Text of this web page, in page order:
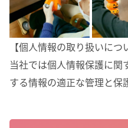
【個人情報の取り扱いにつ
当社では個人情報保護に関
する情報の適正な管理と保